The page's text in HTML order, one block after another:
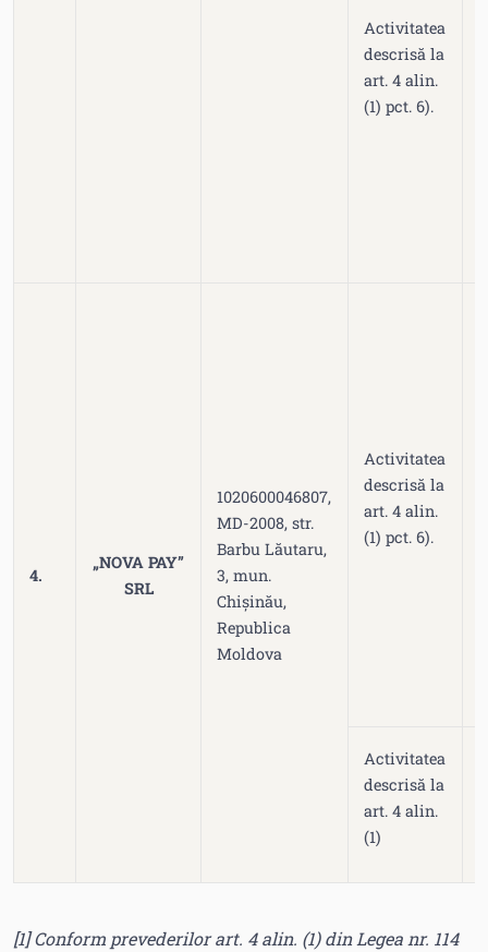
Activitatea
descrisă la
art. 4 alin.
(1) pct. 6).
4.
„NOVA PAY”
SRL
1020600046807,
MD-2008, str.
Barbu Lăutaru,
3, mun.
Chișinău,
Republica
Moldova
Activitatea
descrisă la
art. 4 alin.
(1) pct. 6).
Activitatea
descrisă la
art. 4 alin.
(1)
[1]Conform prevederilor art. 4 alin. (1) din Legea nr. 114